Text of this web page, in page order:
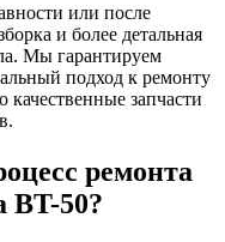
или после
и более детальная
Мы гарантируем
подход к ремонту
качественные запчасти
ремонта
BT-50?